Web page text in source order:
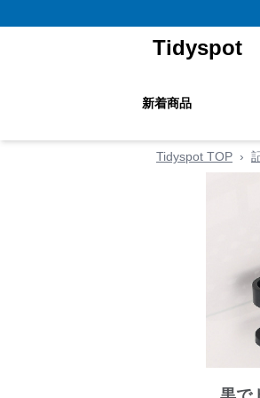
Tidyspot
新着商品
Tidyspot TOP ›